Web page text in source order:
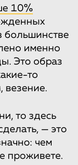
10%
большинстве
именно
Это образ
то
везение.
то здесь
— это
чем
проживете.